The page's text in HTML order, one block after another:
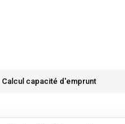
Calcul capacité d'emprunt